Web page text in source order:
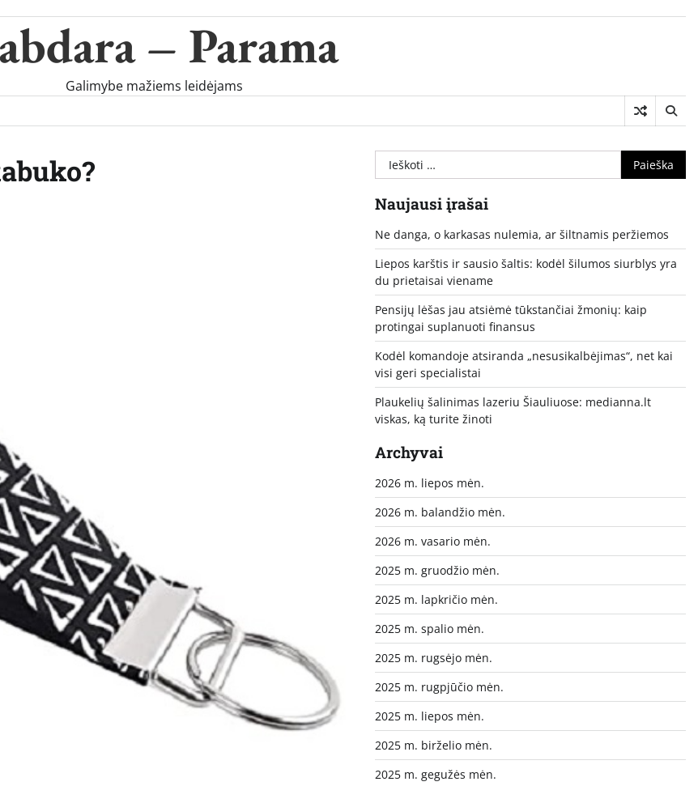
– Parama
Galimybe mažiems leidėjams
Ieškoti:
Naujausi įrašai
Ne danga, o karkasas nulemia, ar šiltnamis peržiemos
Liepos karštis ir sausio šaltis: kodėl šilumos siurblys yra
du prietaisai viename
Pensijų lėšas jau atsiėmė tūkstančiai žmonių: kaip
protingai suplanuoti finansus
Kodėl komandoje atsiranda „nesusikalbėjimas“, net kai
visi geri specialistai
Plaukelių šalinimas lazeriu Šiauliuose: medianna.lt
viskas, ką turite žinoti
Archyvai
2026 m. liepos mėn.
2026 m. balandžio mėn.
2026 m. vasario mėn.
2025 m. gruodžio mėn.
2025 m. lapkričio mėn.
2025 m. spalio mėn.
2025 m. rugsėjo mėn.
2025 m. rugpjūčio mėn.
2025 m. liepos mėn.
2025 m. birželio mėn.
2025 m. gegužės mėn.